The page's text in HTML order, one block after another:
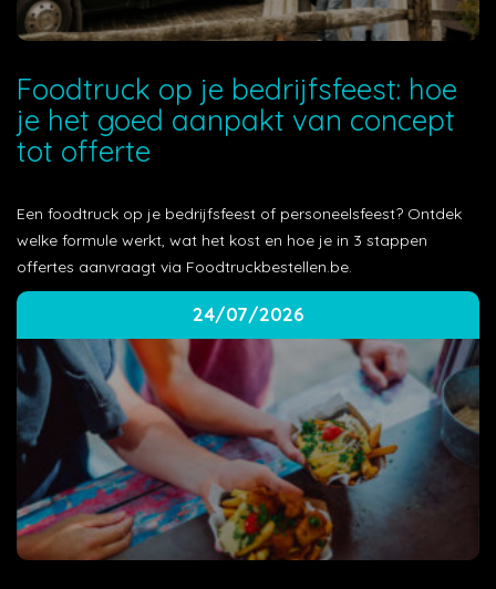
Foodtruck op je bedrijfsfeest: hoe
je het goed aanpakt van concept
tot offerte
Een foodtruck op je bedrijfsfeest of personeelsfeest? Ontdek
welke formule werkt, wat het kost en hoe je in 3 stappen
offertes aanvraagt via Foodtruckbestellen.be.
24/07/2026